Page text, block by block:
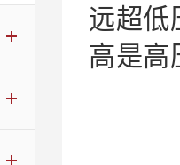
远超低
高是高